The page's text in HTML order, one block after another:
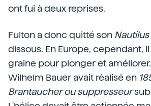
ont fui à deux reprises.
Fulton a donc quitté son Nautilus
dissous. En Europe, cependant,
graine pour plonger et
Wilhelm Bauer avait réalisé en
Brantaucher ou suppresseur